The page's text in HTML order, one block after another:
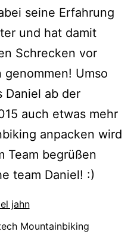
seine Erfahrung
und hat damit
Schrecken vor
genommen! Umso
Daniel ab der
auch etwas mehr
anpacken wird
Team begrüßen
team Daniel! :)
Mountainbiking